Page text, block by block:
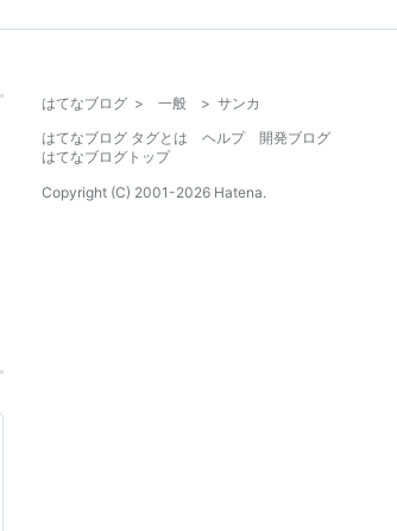
はてなブログ > 一般 > サンカ
はてなブログ タグとは
ヘルプ
開発ブログ
はてなブログトップ
Copyright (C) 2001-2026 Hatena.